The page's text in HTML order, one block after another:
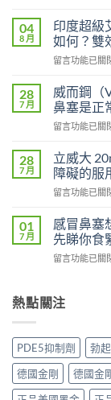
期
服
用
雙
犀
利
士
會
癮
嗎？
效
利
士
副
大
嗎？
賴
性、
停
藥
反
04
8 月
印度超級
如何？雙
在
度
超
級
艾
達
雙
效
片
Super
Power）
果
雙
制、
用
法
與
留言功能已關
28
7 月
威而鋼（
鼻塞是正
在
而
鋼
（Viagra，
西
那
非）
副
作
解
痛、
鼻
塞
是
留言功能已關
28
7 月
立威大
障礙的服
在
威
大
20mg（
伐
非）：
勃
起
功
能
障
留言功能已關
01
7 月
感冒鼻塞
先睇你食
在
鼻
塞
照
做，
犀
利
士
留言功能已關
熱點關注
PDE5抑制劑 勃
德國金剛
德國金